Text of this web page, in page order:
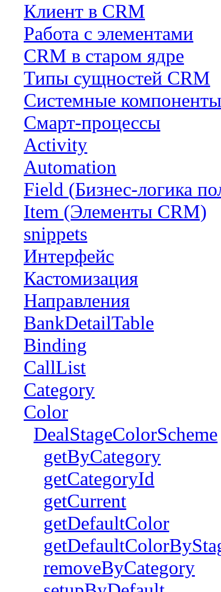
Клиент в CRM
Работа с элементами
CRM в старом ядре
Типы сущностей CRM
Системные компоненты
Смарт-процессы
Activity
Automation
Field (Бизнес-логика
Item (Элементы CRM)
snippets
Интерфейс
Кастомизация
Направления
BankDetailTable
Binding
CallList
Category
Color
DealStageColorScheme
getByCategory
getCategoryId
getCurrent
getDefaultColor
removeByCategory